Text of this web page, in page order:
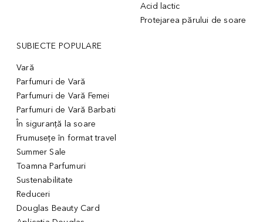
Acid lactic
Protejarea părului de soare
SUBIECTE POPULARE
Vară
Parfumuri de Vară
Parfumuri de Vară Femei
Parfumuri de Vară Barbati
În siguranță la soare
Frumusețe în format travel
Summer Sale
Toamna Parfumuri
Sustenabilitate
Reduceri
Douglas Beauty Card